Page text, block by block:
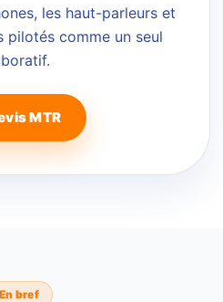
les haut-parleurs et
pilotés comme un seul
MTR
En bref